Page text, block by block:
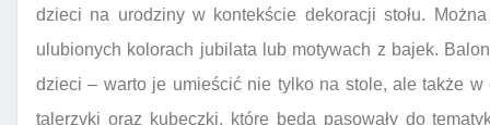
dzieci na urodziny w kontekście dekoracji stołu.
ulubionych kolorach jubilata lub motywach z bajek.
dzieci – warto je umieścić nie tylko na stole, ale także
talerzyki oraz kubeczki, które będą pasowały do